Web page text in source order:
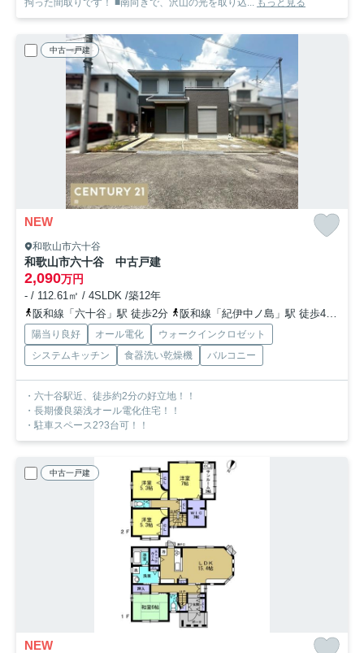
拘った間取りです！ ■南向きで、沢山の光を取り込... もっと見る
中古一戸建
NEW
和歌山市六十谷
和歌山市六十谷 中古戸建
2,090万円
- / 112.61㎡ / 4SLDK /築12年
阪和線「六十谷」駅 徒歩2分
阪和線「紀伊中ノ島」駅 徒歩47分
陽当り良好 オール電化
ウォークインクロゼット
システムキッチン
食器洗い乾燥機 バルコニー
・六十谷駅近、徒歩約2分の好立地！！
・長期優良築浅オール電化住宅！！
・駐車スペース2?3台可！！
中古一戸建
NEW